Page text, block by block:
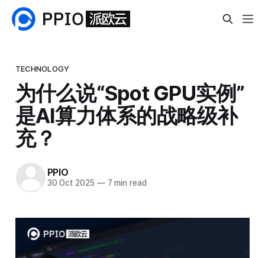
TECHNOLOGY
为什么说“Spot GPU实例”
是AI算力体系的战略级补
充？
PPIO
30 Oct 2025 —7 min read